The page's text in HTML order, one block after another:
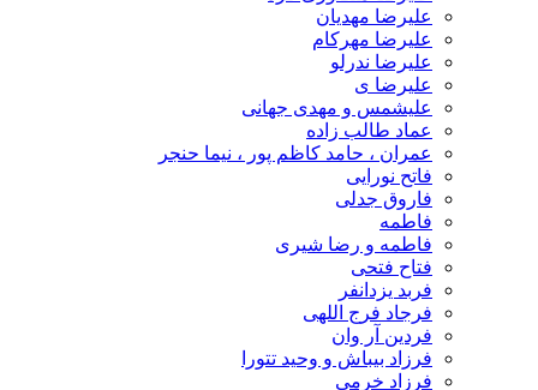
علیرضا مهدیان
علیرضا مهرکام
علیرضا ندرلو
علیرضا ی
علیشمس و مهدی جهانی
عماد طالب زاده
عمران ، حامد کاظم پور ، نیما حنجر
فاتح نورایی
فاروق جدلی
فاطمه
فاطمه و رضا شیری
فتاح فتحی
فربد یزدانفر
فرجاد فرج اللهی
فردین آر وان
فرزاد بیباش و وحید تتورا
فرزاد خرمی